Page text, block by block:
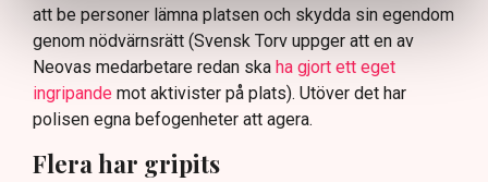
att be personer lämna platsen och skydda sin egendom
genom nödvärnsrätt (Svensk Torv uppger att en av
Neovas medarbetare redan ska ha gjort ett eget
ingripande mot aktivister på plats). Utöver det har
polisen egna befogenheter att agera.
Flera har gripits